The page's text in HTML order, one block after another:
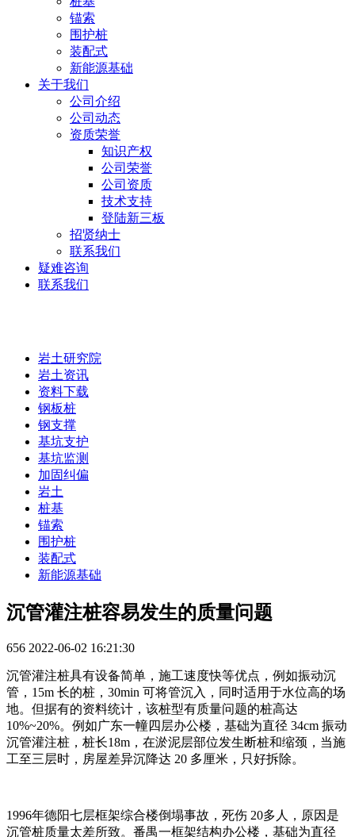
锚索
围护桩
装配式
新能源基础
关于我们
公司介绍
公司动态
资质荣誉
知识产权
公司荣誉
公司资质
技术支持
登陆新三板
招贤纳士
联系我们
疑难咨询
联系我们
岩土研究院
岩土资讯
资料下载
钢板桩
钢支撑
基坑支护
基坑监测
加固纠偏
岩土
桩基
锚索
围护桩
装配式
新能源基础
沉管灌注桩容易发生的质量问题
656 2022-06-02 16:21:30
沉管灌注桩具有设备简单，施工速度快等优点，例如振动沉
管，15m 长的桩，30min 可将管沉入，同时适用于水位高的场
地。但据有的资料统计，该桩型有质量问题的桩高达
10%~20%。例如广东一幢四层办公楼，基础为直径 34cm 振动
沉管灌注桩，桩长18m，在淤泥层部位发生断桩和缩颈，当施
工至三层时，房屋差异沉降达 20 多厘米，只好拆除。
1996年德阳七层框架综合楼倒塌事故，死伤 20多人，原因是
沉管桩质量太差所致。番禺一框架结构办公楼，基础为直径